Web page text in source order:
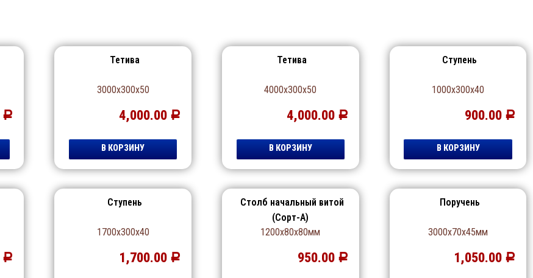
Р
Тетива
3000х300х50
4,000.00 Р
В КОРЗИНУ
Тетива
4000х300х50
4,000.00 Р
В КОРЗИНУ
Ступень
1000х300х40
900.00 Р
В КОРЗИНУ
Р
Ступень
1700х300х40
1,700.00 Р
Столб начальный витой
(Сорт-А)
1200х80х80мм
950.00 Р
Поручень
3000х70х45мм
1,050.00 Р